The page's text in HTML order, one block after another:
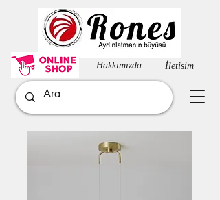
İletisim
Hakkımızda​